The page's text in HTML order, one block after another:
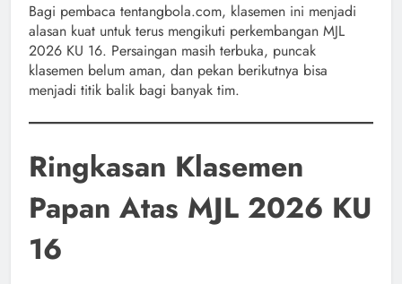
Bagi pembaca tentangbola.com, klasemen ini menjadi
alasan kuat untuk terus mengikuti perkembangan MJL
2026 KU 16. Persaingan masih terbuka, puncak
klasemen belum aman, dan pekan berikutnya bisa
menjadi titik balik bagi banyak tim.
Ringkasan Klasemen
Papan Atas MJL 2026 KU
16